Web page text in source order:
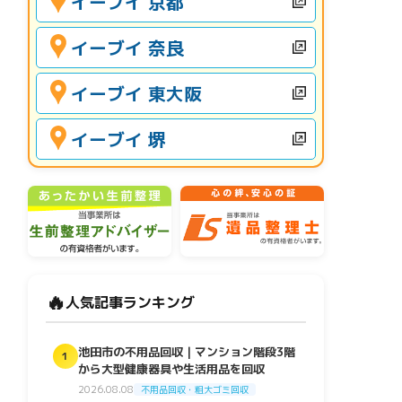
イーブイ 奈良
イーブイ 東大阪
イーブイ 堺
🔥人気記事ランキング
1
池田市の不用品回収｜マンション階段3階
から大型健康器具や生活用品を回収
2026.08.08 不用品回収・粗大ゴミ回収